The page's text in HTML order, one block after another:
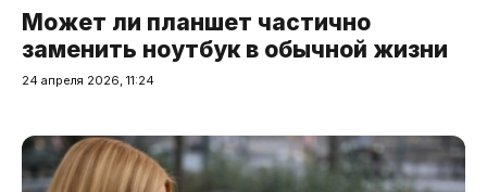
Может ли планшет частично
заменить ноутбук в обычной жизни
24 апреля 2026, 11:24